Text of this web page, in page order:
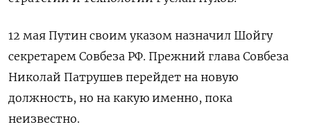
12 мая Путин своим указом назначил Шойгу
секретарем Совбеза РФ. Прежний глава Совбеза
Николай Патрушев перейдет на новую
должность, но на какую именно, пока
неизвестно.